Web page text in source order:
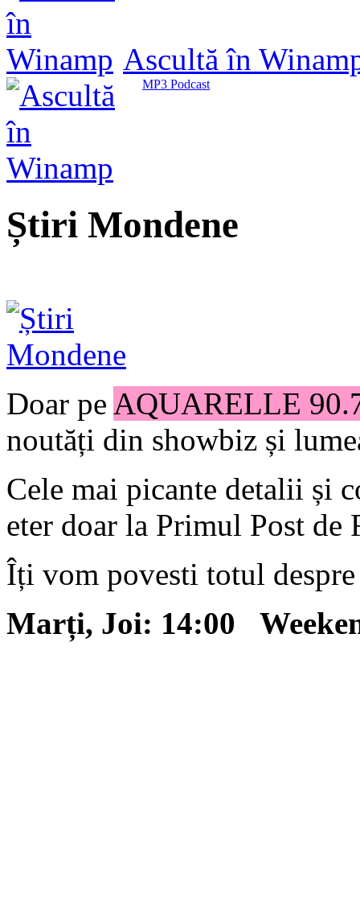
Ascultă în
MP3 Podcast
Știri Mondene
Doar pe AQUARELLE
noutăți din showbiz și
Cele mai picante detalii și
eter doar la Primul Post de
Îți vom povesti totul
Marți, Joi: 14:00